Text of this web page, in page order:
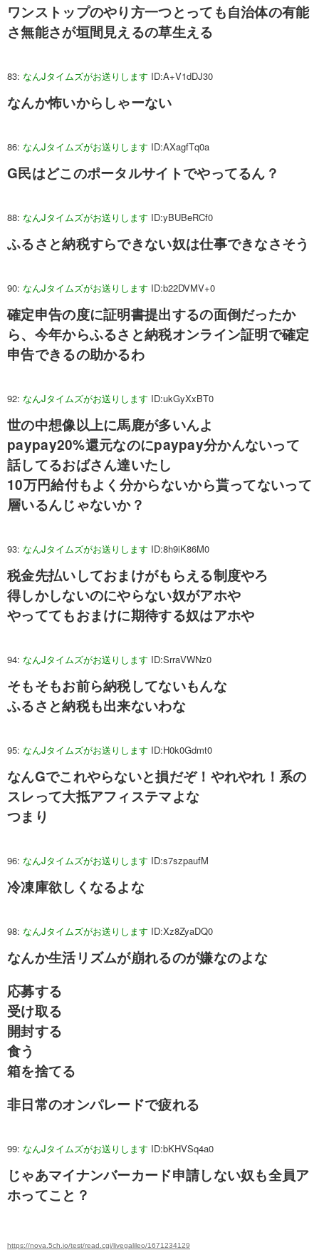
ワンストップのやり方一つとっても自治体の有能
さ無能さが垣間見えるの草生える
83: なんJタイムズがお送りします ID:A+V1dDJ30
なんか怖いからしゃーない
86: なんJタイムズがお送りします ID:AXagfTq0a
G民はどこのポータルサイトでやってるん？
88: なんJタイムズがお送りします ID:yBUBeRCf0
ふるさと納税すらできない奴は仕事できなさそう
90: なんJタイムズがお送りします ID:b22DVMV+0
確定申告の度に証明書提出するの面倒だったか
ら、今年からふるさと納税オンライン証明で確定
申告できるの助かるわ
92: なんJタイムズがお送りします ID:ukGyXxBT0
世の中想像以上に馬鹿が多いんよ
paypay20%還元なのにpaypay分かんないって
話してるおばさん達いたし
10万円給付もよく分からないから貰ってないって
層いるんじゃないか？
93: なんJタイムズがお送りします ID:8h9iK86M0
税金先払いしておまけがもらえる制度やろ
得しかしないのにやらない奴がアホや
やっててもおまけに期待する奴はアホや
94: なんJタイムズがお送りします ID:SrraVWNz0
そもそもお前ら納税してないもんな
ふるさと納税も出来ないわな
95: なんJタイムズがお送りします ID:H0k0Gdmt0
なんGでこれやらないと損だぞ！やれやれ！系の
スレって大抵アフィステマよな
つまり
96: なんJタイムズがお送りします ID:s7szpaufM
冷凍庫欲しくなるよな
98: なんJタイムズがお送りします ID:Xz8ZyaDQ0
なんか生活リズムが崩れるのが嫌なのよな
応募する
受け取る
開封する
食う
箱を捨てる
非日常のオンパレードで疲れる
99: なんJタイムズがお送りします ID:bKHVSq4a0
じゃあマイナンバーカード申請しない奴も全員ア
ホってこと？
https://nova.5ch.io/test/read.cgi/livegalileo/1671234129